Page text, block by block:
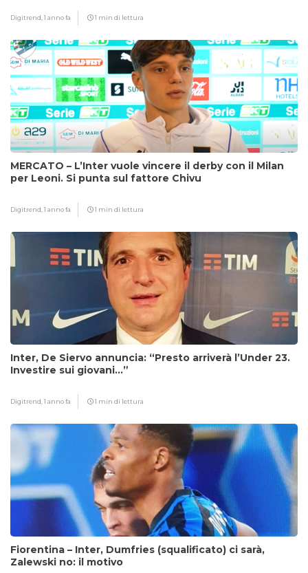
Digitrend,1 anno fa 1 min di lettura
MERCATO – L’Inter vuole vincere il derby con il Milan
per Leoni. Si punta sul fattore Chivu
Digitrend,1 anno fa 1 min di lettura
Inter, De Siervo annuncia: “Presto arriverà l’Under 23.
Investire sui giovani…”
Digitrend,1 anno fa 1 min di lettura
Fiorentina – Inter, Dumfries (squalificato) ci sarà,
Zalewski no: il motivo